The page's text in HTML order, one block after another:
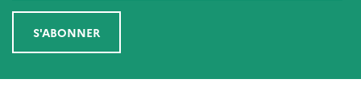
S'ABONNER